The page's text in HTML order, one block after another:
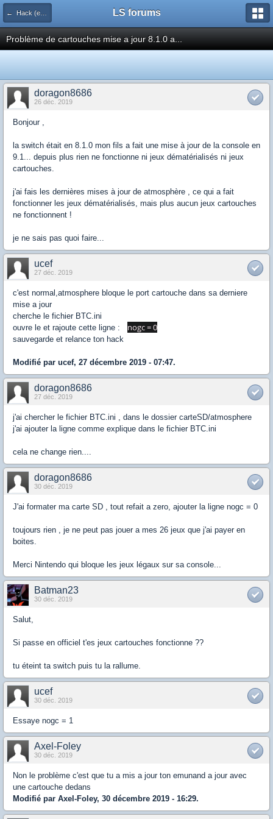
← Hack (exploits, homebrews...) LS forums
Problème de cartouches mise a jour 8.1.0 a...
doragon8686
26 déc. 2019
Bonjour ,
la switch était en 8.1.0 mon fils a fait une mise à jour de la console en
9.1... depuis plus rien ne fonctionne ni jeux dématérialisés ni jeux
cartouches.
j'ai fais les dernières mises à jour de atmosphère , ce qui a fait
fonctionner les jeux dématérialisés, mais plus aucun jeux cartouches
ne fonctionnent !
je ne sais pas quoi faire...
ucef
27 déc. 2019
c'est normal,atmosphere bloque le port cartouche dans sa derniere
mise a jour
cherche le fichier BTC.ini
ouvre le et rajoute cette ligne : nogc = 0
sauvegarde et relance ton hack
Modifié par ucef, 27 décembre 2019 - 07:47.
doragon8686
27 déc. 2019
j'ai chercher le fichier BTC.ini , dans le dossier carteSD/atmosphere
j'ai ajouter la ligne comme explique dans le fichier BTC.ini
cela ne change rien....
doragon8686
30 déc. 2019
J'ai formater ma carte SD , tout refait a zero, ajouter la ligne nogc = 0
toujours rien , je ne peut pas jouer a mes 26 jeux que j'ai payer en
boites.
Merci Nintendo qui bloque les jeux légaux sur sa console...
Batman23
30 déc. 2019
Salut,
Si passe en officiel t'es jeux cartouches fonctionne ??
tu éteint ta switch puis tu la rallume.
ucef
30 déc. 2019
Essaye nogc = 1
Axel-Foley
30 déc. 2019
Non le problème c'est que tu a mis a jour ton emunand a jour avec
une cartouche dedans
Modifié par Axel-Foley, 30 décembre 2019 - 16:29.